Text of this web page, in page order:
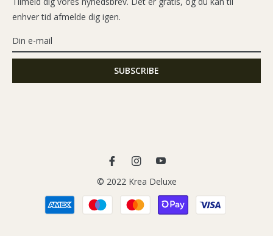
enhver tid afmelde dig igen.
Ins
You
© 2022 Krea Deluxe